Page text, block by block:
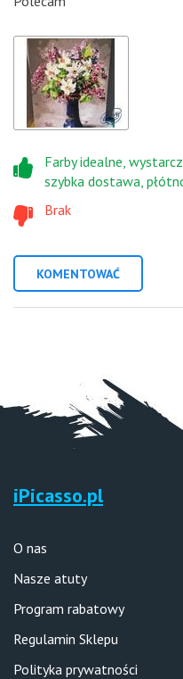
Brak
Farby idealne,
szybka dostawa,
KOMENTOWAĆ
iPicasso.pl
O nas
Nasze atuty
Program rabatowy
Regulamin Sklepu
Polityka prywatności